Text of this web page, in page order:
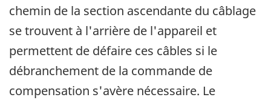
chemin de la section ascendante du câblage
se trouvent à l'arrière de l'appareil et
permettent de défaire ces câbles si le
débranchement de la commande de
compensation s'avère nécessaire. Le